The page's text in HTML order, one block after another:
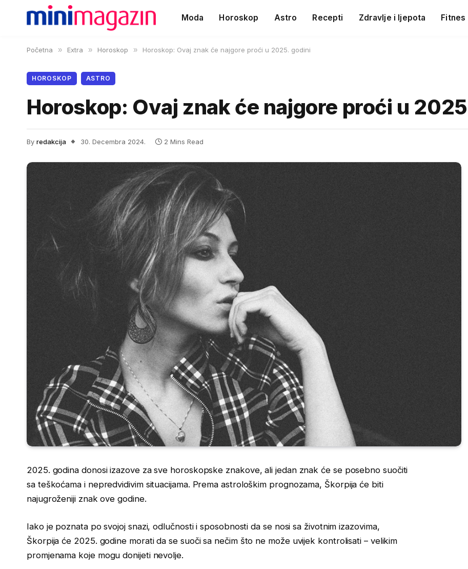
Moda Horoskop Astro Recepti Zdravlje i ljepota Fitnes
Početna » Extra » Horoskop » Horoskop: Ovaj znak će najgore proći u 2025. godini
HOROSKOP ASTRO
Horoskop: Ovaj znak će najgore proći u
By redakcija 30. Decembra 2024. 2 Mins Read
2025. godina donosi izazove za sve horoskopske znakove, ali jedan znak će se posebno suočiti
sa teškoćama i nepredvidivim situacijama. Prema astrološkim prognozama, Škorpija će biti
najugroženiji znak ove godine.
Iako je poznata po svojoj snazi, odlučnosti i sposobnosti da se nosi sa životnim izazovima,
Škorpija će 2025. godine morati da se suoči sa nečim što ne može uvijek kontrolisati – velikim
promjenama koje mogu donijeti nevolje.